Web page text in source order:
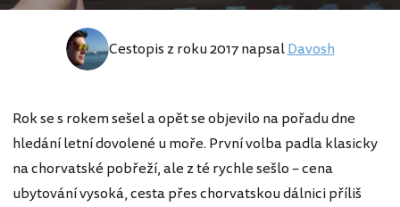
Cestopis z roku 2017 napsalDavosh
Rok se s rokem sešel a opět se objevilo na pořadu dne
hledání letní dovolené u moře. První volba padla klasicky
na chorvatské pobřeží, ale z té rychle sešlo – cena
ubytování vysoká, cesta přes chorvatskou dálnici příliš